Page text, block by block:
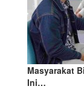
Masyarakat
Ini…